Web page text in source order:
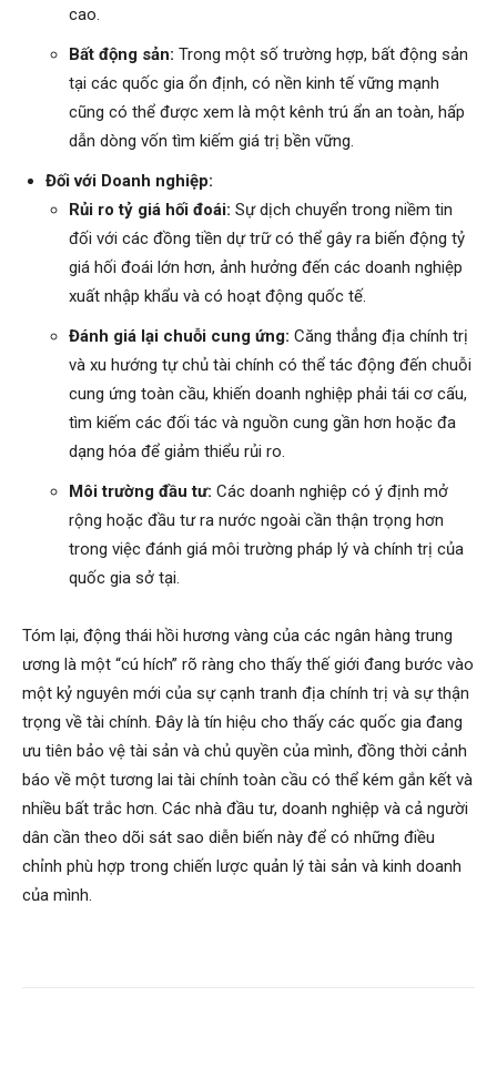
cao.
Bất động sản: Trong một số trường hợp, bất động sản
tại các quốc gia ổn định, có nền kinh tế vững mạnh
cũng có thể được xem là một kênh trú ẩn an toàn, hấp
dẫn dòng vốn tìm kiếm giá trị bền vững.
Đối với Doanh nghiệp:
Rủi ro tỷ giá hối đoái: Sự dịch chuyển trong niềm tin
đối với các đồng tiền dự trữ có thể gây ra biến động tỷ
giá hối đoái lớn hơn, ảnh hưởng đến các doanh nghiệp
xuất nhập khẩu và có hoạt động quốc tế.
Đánh giá lại chuỗi cung ứng: Căng thẳng địa chính trị
và xu hướng tự chủ tài chính có thể tác động đến chuỗi
cung ứng toàn cầu, khiến doanh nghiệp phải tái cơ cấu,
tìm kiếm các đối tác và nguồn cung gần hơn hoặc đa
dạng hóa để giảm thiểu rủi ro.
Môi trường đầu tư: Các doanh nghiệp có ý định mở
rộng hoặc đầu tư ra nước ngoài cần thận trọng hơn
trong việc đánh giá môi trường pháp lý và chính trị của
quốc gia sở tại.
Tóm lại, động thái hồi hương vàng của các ngân hàng trung
ương là một “cú hích” rõ ràng cho thấy thế giới đang bước vào
một kỷ nguyên mới của sự cạnh tranh địa chính trị và sự thận
trọng về tài chính. Đây là tín hiệu cho thấy các quốc gia đang
ưu tiên bảo vệ tài sản và chủ quyền của mình, đồng thời cảnh
báo về một tương lai tài chính toàn cầu có thể kém gắn kết và
nhiều bất trắc hơn. Các nhà đầu tư, doanh nghiệp và cả người
dân cần theo dõi sát sao diễn biến này để có những điều
chỉnh phù hợp trong chiến lược quản lý tài sản và kinh doanh
của mình.